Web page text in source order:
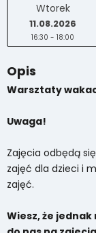
Wtorek
11.08.2026
16:30 - 18:00
Opis
Warsztaty
Uwaga!
Zajęcia odbędą
zajęć dla dzieci i
zajęć.
Wiesz, że jednak